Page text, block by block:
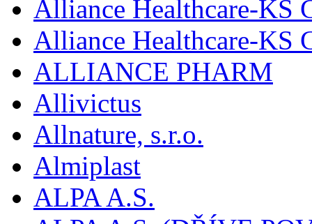
Alliance Healthcare-KS
Alliance Healthcare-KS
ALLIANCE PHARM
Allivictus
Allnature, s.r.o.
Almiplast
ALPA A.S.